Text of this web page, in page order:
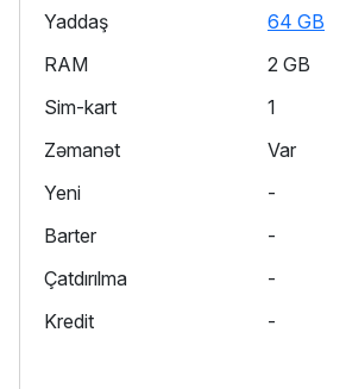
Yaddaş
64 GB
RAM
2 GB
Sim-kart
1
Zəmanət
Var
Yeni
-
Barter
-
Çatdırılma
-
Kredit
-